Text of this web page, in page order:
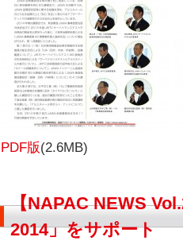
PDF版(2.6MB)
【NAPAC NEWS
2014」をサポート